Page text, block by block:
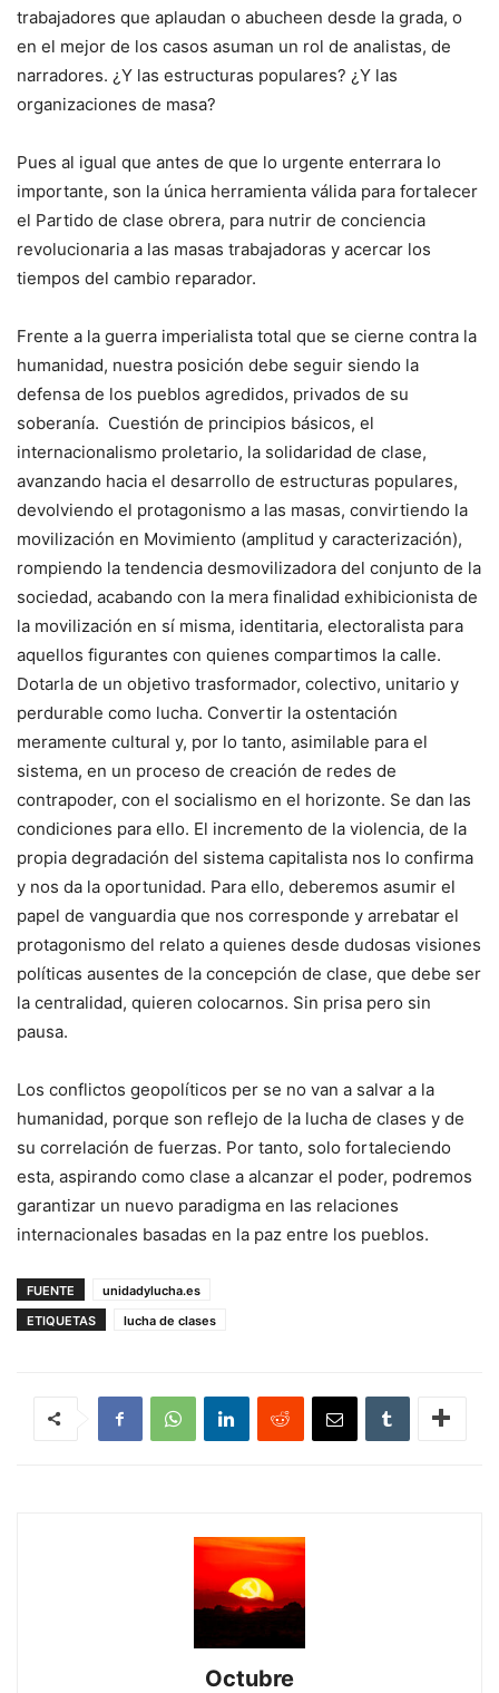
trabajadores que aplaudan o abucheen desde la grada, o
en el mejor de los casos asuman un rol de analistas, de
narradores. ¿Y las estructuras populares? ¿Y las
organizaciones de masa?
Pues al igual que antes de que lo urgente enterrara lo
importante, son la única herramienta válida para fortalecer
el Partido de clase obrera, para nutrir de conciencia
revolucionaria a las masas trabajadoras y acercar los
tiempos del cambio reparador.
Frente a la guerra imperialista total que se cierne contra la
humanidad, nuestra posición debe seguir siendo la
defensa de los pueblos agredidos, privados de su
soberanía. Cuestión de principios básicos, el
internacionalismo proletario, la solidaridad de clase,
avanzando hacia el desarrollo de estructuras populares,
devolviendo el protagonismo a las masas, convirtiendo la
movilización en Movimiento (amplitud y caracterización),
rompiendo la tendencia desmovilizadora del conjunto de la
sociedad, acabando con la mera finalidad exhibicionista de
la movilización en sí misma, identitaria, electoralista para
aquellos figurantes con quienes compartimos la calle.
Dotarla de un objetivo trasformador, colectivo, unitario y
perdurable como lucha. Convertir la ostentación
meramente cultural y, por lo tanto, asimilable para el
sistema, en un proceso de creación de redes de
contrapoder, con el socialismo en el horizonte. Se dan las
condiciones para ello. El incremento de la violencia, de la
propia degradación del sistema capitalista nos lo confirma
y nos da la oportunidad. Para ello, deberemos asumir el
papel de vanguardia que nos corresponde y arrebatar el
protagonismo del relato a quienes desde dudosas visiones
políticas ausentes de la concepción de clase, que debe ser
la centralidad, quieren colocarnos. Sin prisa pero sin
pausa.
Los conflictos geopolíticos per se no van a salvar a la
humanidad, porque son reflejo de la lucha de clases y de
su correlación de fuerzas. Por tanto, solo fortaleciendo
esta, aspirando como clase a alcanzar el poder, podremos
garantizar un nuevo paradigma en las relaciones
internacionales basadas en la paz entre los pueblos.
FUENTE
unidadylucha.es
ETIQUETAS
lucha de clases
Octubre